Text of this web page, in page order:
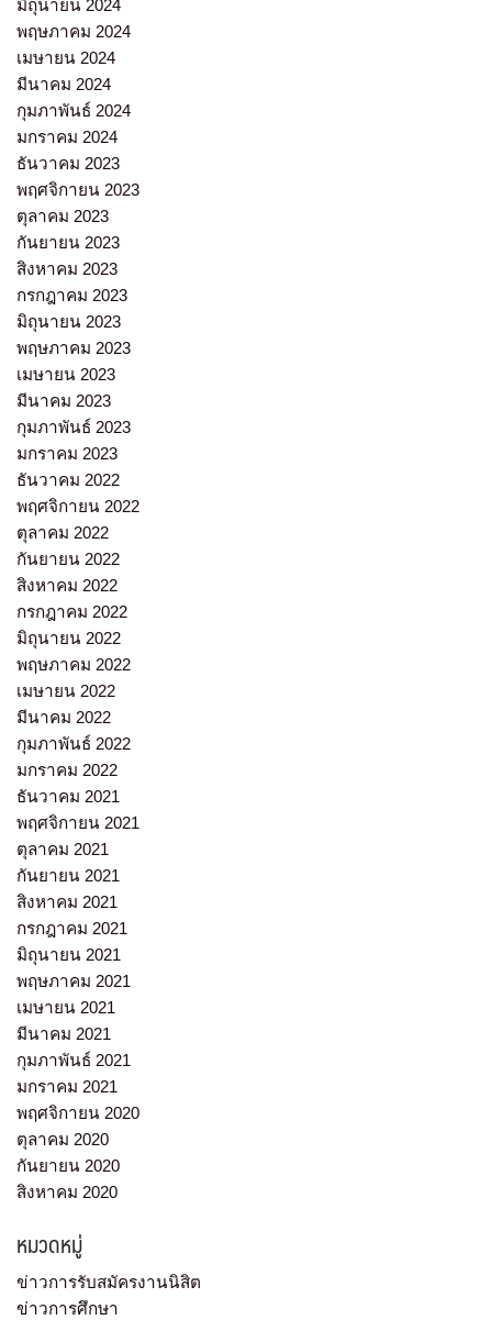
มิถุนายน 2024
พฤษภาคม 2024
เมษายน 2024
มีนาคม 2024
กุมภาพันธ์ 2024
มกราคม 2024
ธันวาคม 2023
พฤศจิกายน 2023
ตุลาคม 2023
กันยายน 2023
สิงหาคม 2023
กรกฎาคม 2023
มิถุนายน 2023
พฤษภาคม 2023
เมษายน 2023
มีนาคม 2023
กุมภาพันธ์ 2023
มกราคม 2023
ธันวาคม 2022
พฤศจิกายน 2022
ตุลาคม 2022
กันยายน 2022
สิงหาคม 2022
กรกฎาคม 2022
มิถุนายน 2022
พฤษภาคม 2022
เมษายน 2022
มีนาคม 2022
กุมภาพันธ์ 2022
มกราคม 2022
ธันวาคม 2021
พฤศจิกายน 2021
ตุลาคม 2021
กันยายน 2021
สิงหาคม 2021
กรกฎาคม 2021
มิถุนายน 2021
พฤษภาคม 2021
เมษายน 2021
มีนาคม 2021
กุมภาพันธ์ 2021
มกราคม 2021
พฤศจิกายน 2020
ตุลาคม 2020
กันยายน 2020
สิงหาคม 2020
หมวดหมู่
ข่าวการรับสมัครงานนิสิต
ข่าวการศึกษา